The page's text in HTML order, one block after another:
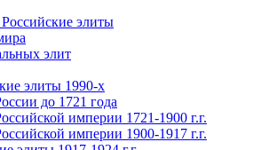
элиты
элит
элиты 1990-х
до 1721 года
империи 1721-1900 г.г.
империи 1900-1917 г.г.